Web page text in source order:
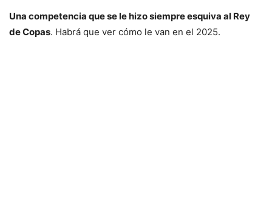
Una competencia que se le hizo siempre esquiva al Rey
de Copas. Habrá que ver cómo le van en el 2025.